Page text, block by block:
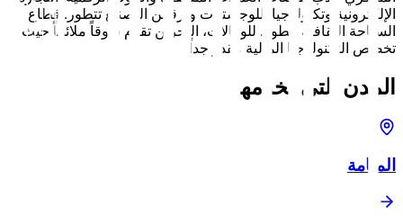
الإلكترونية وتكنولوجيا اللوجستيات وترقمن التصنيع تتطور. قطاع
السياحة الثقافية يتطور. للوكالات، البحرين تقدم سوقاً ملائماً حيث
تخصص التكنولوجيا المالية مقدر جداً.
المدن التي نخدمها
المنامة